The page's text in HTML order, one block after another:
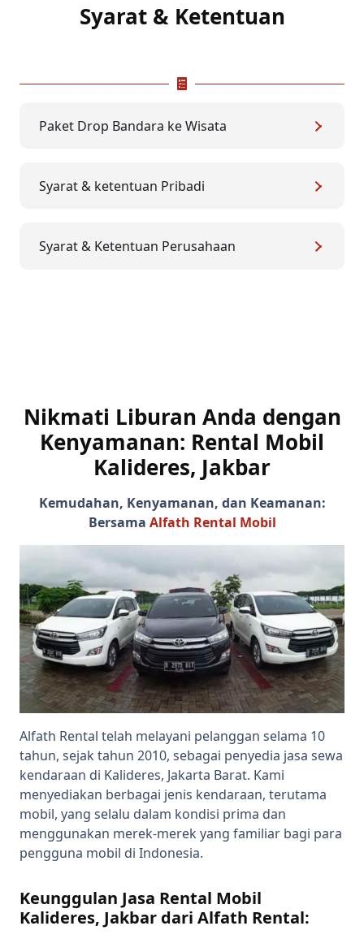
Syarat & Ketentuan
Paket Drop Bandara ke Wisata
Syarat & ketentuan Pribadi
Syarat & Ketentuan Perusahaan
Nikmati Liburan Anda dengan
Kenyamanan: Rental Mobil
Kalideres, Jakbar
Kemudahan, Kenyamanan, dan Keamanan:
Bersama Alfath Rental Mobil
Alfath Rental telah melayani pelanggan selama 10
tahun, sejak tahun 2010, sebagai penyedia jasa sewa
kendaraan di Kalideres, Jakarta Barat. Kami
menyediakan berbagai jenis kendaraan, terutama
mobil, yang selalu dalam kondisi prima dan
menggunakan merek-merek yang familiar bagi para
pengguna mobil di Indonesia.
Keunggulan Jasa Rental Mobil
Kalideres, Jakbar dari Alfath Rental: